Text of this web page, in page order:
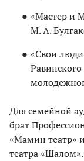
«Мастер и
М. А.
«Свои люди
Для семейной
брат
«Мамин театр»
театра «Шалом».